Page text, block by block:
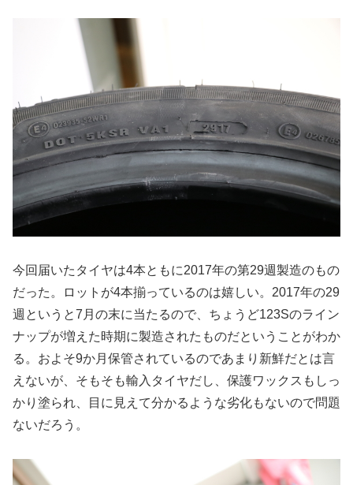
今回届いたタイヤは4本ともに2017年の第29週製造のもの
だった。ロットが4本揃っているのは嬉しい。2017年の29
週というと7月の末に当たるので、ちょうど123Sのライン
ナップが増えた時期に製造されたものだということがわか
る。およそ9か月保管されているのであまり新鮮だとは言
えないが、そもそも輸入タイヤだし、保護ワックスもしっ
かり塗られ、目に見えて分かるような劣化もないので問題
ないだろう。